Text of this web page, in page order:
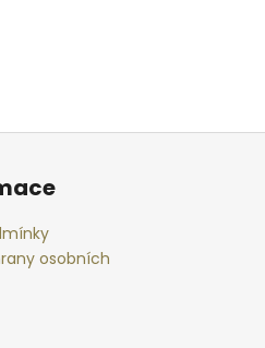
osobních